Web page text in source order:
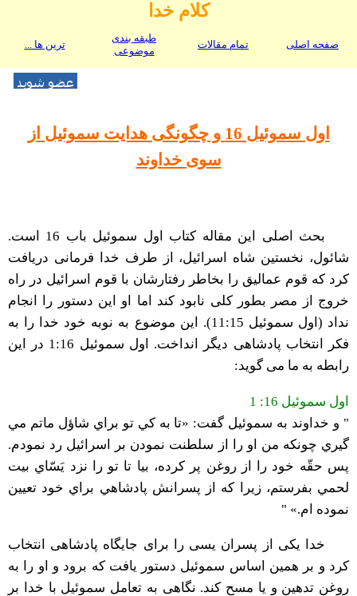
کلام خدا
صفحه اصلی تمام مقالات
طبقه بندی
موضوعی
ترین ها ...
اول سموئیل 16 و چگونگی هدایت سموئیل از
سوی خداوند
بحث اصلی این مقاله کتاب اول سموئیل باب 16 است.
شائول، نخستین شاه اسرائیل، از طرف خدا فرمانی دریافت
کرد که قوم عمالیق را بخاطر رفتارشان با قوم اسرائیل در راه
خروج از مصر بطور کلی نابود کند اما او این دستور را انجام
نداد (اول سموئیل 11:15). این موضوع به نوبه خود خدا را به
فکر انتخاب پادشاهی دیگر انداخت. اول سموئیل 1:16 در این
رابطه به ما می گوید:
اول سموئیل 16: 1
" و خداوند به سموئيل گفت: «تا به كي تو براي شاؤل ماتم مي
گيري چونكه من او را از سلطنت نمودن بر اسرائيل رد نمودم.
پس حقّه خود را از روغن پر كرده، بيا تا تو را نزد يَسّاي بيت
لحمي بفرستم، زيرا كه از پسرانش پادشاهي براي خود تعيين
نموده ام.» "
خدا یکی از پسران یسی را برای جایگاه پادشاهی انتخاب
کرد و بر همین اساس سموئیل دستور یافت که برود و او را به
روغن تدهین و یا مسح کند. نگاهی به تعامل سموئیل با خدا بر